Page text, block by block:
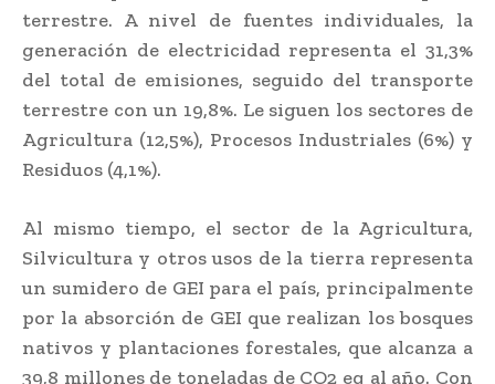
terrestre. A nivel de fuentes individuales, la
generación de electricidad representa el 31,3%
del total de emisiones, seguido del transporte
terrestre con un 19,8%. Le siguen los sectores de
Agricultura (12,5%), Procesos Industriales (6%) y
Residuos (4,1%).
Al mismo tiempo, el sector de la Agricultura,
Silvicultura y otros usos de la tierra representa
un sumidero de GEI para el país, principalmente
por la absorción de GEI que realizan los bosques
nativos y plantaciones forestales, que alcanza a
39,8 millones de toneladas de CO2 eq al año. Con